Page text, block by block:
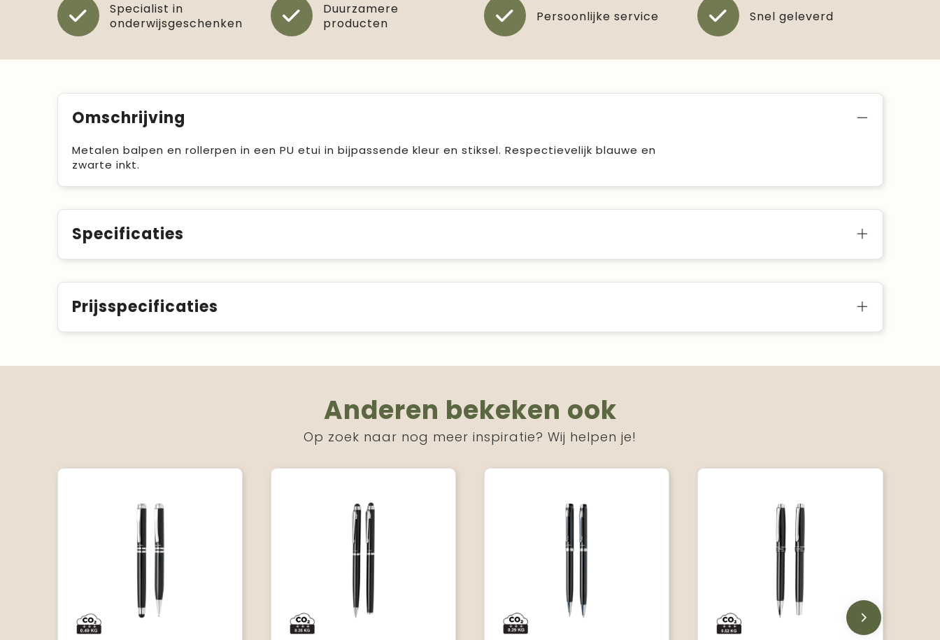
Specialist in
onderwijsgeschenken
Duurzamere
producten
Persoonlijke service Snel geleverd
Omschrijving
Metalen balpen en rollerpen in een PU etui in bijpassende kleur en stiksel. Respectievelijk blauwe en
zwarte inkt.
Specificaties
Prijsspecificaties
Anderen bekeken ook
Op zoek naar nog meer inspiratie? Wij helpen je!